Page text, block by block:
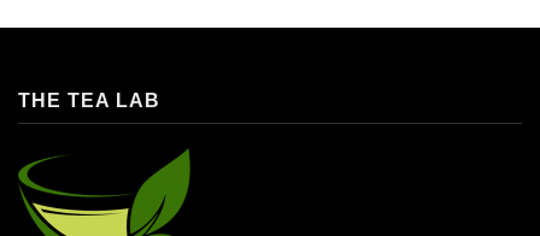
THE TEA LAB